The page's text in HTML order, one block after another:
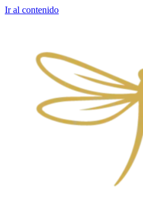
Ir al contenido